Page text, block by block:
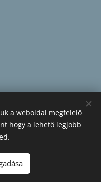
a weboldal megfelelő
hogy a lehető legjobb